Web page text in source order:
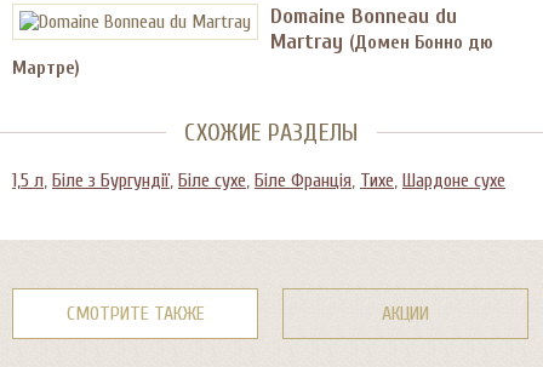
Domaine Bonneau du
Martray (Домен Бонно дю
Мартре)
СХОЖИЕ РАЗДЕЛЫ
1,5 л, Біле з Бургундії, Біле сухе, Біле Франція, Тихе, Шардоне сухе
СМОТРИТЕ ТАКЖЕ АКЦИИ